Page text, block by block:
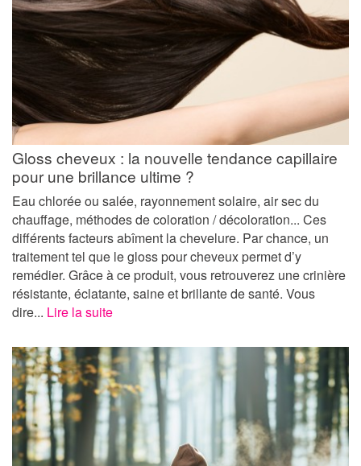
Gloss cheveux : la nouvelle tendance capillaire
pour une brillance ultime ?
Eau chlorée ou salée, rayonnement solaire, air sec du
chauffage, méthodes de coloration / décoloration... Ces
différents facteurs abîment la chevelure. Par chance, un
traitement tel que le gloss pour cheveux permet d’y
remédier. Grâce à ce produit, vous retrouverez une crinière
résistante, éclatante, saine et brillante de santé. Vous
dire... Lire la suite